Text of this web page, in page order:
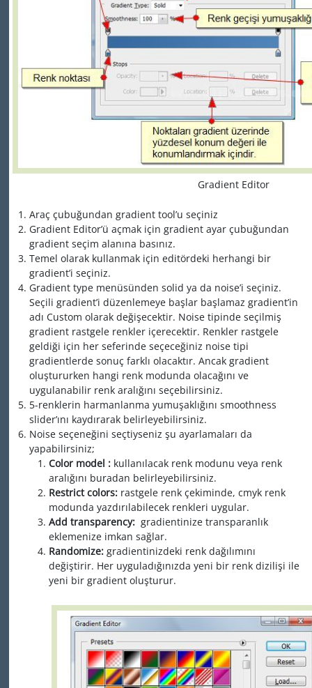
Gradient Editor
Araç çubuğundan gradient tool’u seçiniz
Gradient Editor’ü açmak için gradient ayar çubuğundan
gradient seçim alanına basınız.
Temel olarak kullanmak için editördeki herhangi bir
gradient’i seçiniz.
Gradient type menüsünden solid ya da noise’i seçiniz.
Seçili gradient’i düzenlemeye başlar başlamaz gradient’in
adı Custom olarak değişecektir. Noise tipinde seçilmiş
gradient rastgele renkler içerecektir. Renkler rastgele
geldiği için her seferinde seçeceğiniz noise tipi
gradientlerde sonuç farklı olacaktır. Ancak gradient
oluştururken hangi renk modunda olacağını ve
uygulanabilir renk aralığını seçebilirsiniz.
5-renklerin harmanlanma yumuşaklığını smoothness
slider’ını kaydırarak belirleyebilirsiniz.
Noise seçeneğini seçtiyseniz şu ayarlamaları da
yapabilirsiniz;
Color model : kullanılacak renk modunu veya renk
aralığını buradan belirleyebilirsiniz.
Restrict colors: rastgele renk çekiminde, cmyk renk
modunda yazdırılabilecek renkleri uygular.
Add transparency: gradientinize transparanlık
eklemenize imkan sağlar.
Randomize: gradientinizdeki renk dağılımını
değiştirir. Her uyguladığınızda yeni bir renk dizilişi ile
yeni bir gradient oluşturur.